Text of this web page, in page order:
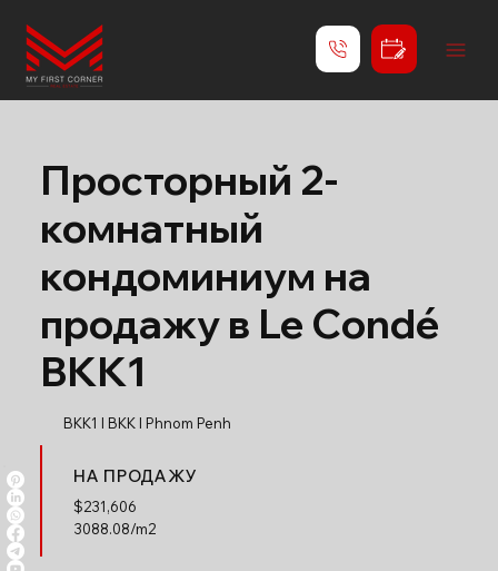
Просторный 2-
комнатный
кондоминиум на
продажу в Le Condé
BKK1
BKK1 l BKK l Phnom Penh
НА ПРОДАЖУ
$231,606
3088.08/m2